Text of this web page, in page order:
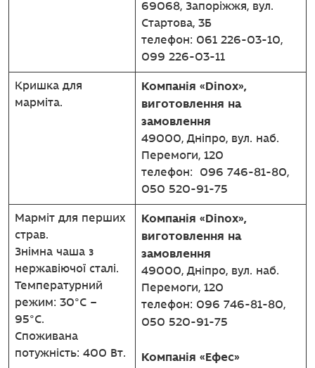
69068, Запоріжжя, вул.
Стартова, 3Б
телефон: 061 226-03-10,
099 226-03-11
Кришка для
марміта.
Компанія «Dinox»,
виготовлення на
замовлення
49000, Дніпро, вул. наб.
Перемоги, 120
телефон: 096 746-81-80,
050 520-91-75
Марміт для перших
страв.
Знімна чаша з
нержавіючої сталі.
Температурний
режим: 30°C –
95°C.
Споживана
потужність: 400 Вт.
Компанія «Dinox»,
виготовлення на
замовлення
49000, Дніпро, вул. наб.
Перемоги, 120
телефон: 096 746-81-80,
050 520-91-75
Компанія «Ефес»